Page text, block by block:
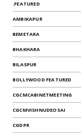
.FEATURED
AMBIKAPUR
BEMETARA
BHAKHARA
BILASPUR
BOLLYWOOD FEATURED
CGCMCABINETMEETING
CGCMVISHNUDEOSAI
CGDPR